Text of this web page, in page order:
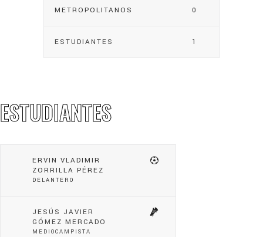
METROPOLITANOS 0
ESTUDIANTES 1
ESTUDIANTES
ERVIN VLADIMIR
ZORRILLA PÉREZ
DELANTERO
JESÚS JAVIER
GÓMEZ MERCADO
MEDIOCAMPISTA